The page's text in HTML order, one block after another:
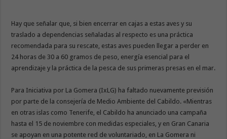
Hay que señalar que, si bien encerrar en cajas a estas aves y su
traslado a dependencias señaladas al respecto es una práctica
recomendada para su rescate, estas aves pueden llegar a perder en
24 horas de 30 a 60 gramos de peso, energía esencial para el
aprendizaje y la práctica de la pesca de sus primeras presas en el mar.
Para Iniciativa por La Gomera (IxLG) ha faltado nuevamente previsión
por parte de la consejería de Medio Ambiente del Cabildo. «Mientras
en otras islas como Tenerife, el Cabildo ha anunciado una campaña
hasta el 15 de noviembre con medidas especiales, y en Gran Canaria
se apoyan en una potente red de voluntariado, en La Gomera ni